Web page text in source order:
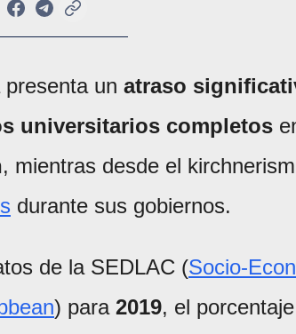
presenta un atraso
universitarios completos
, mientras desde el
durante sus gobiernos.
de la SEDLAC (Socio-
) para 2019, el